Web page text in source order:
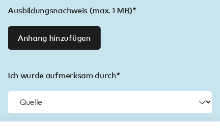
Ausbildungsnachweis (max. 1 MB)*
Anhang hinzufügen
Ich wurde aufmerksam durch*